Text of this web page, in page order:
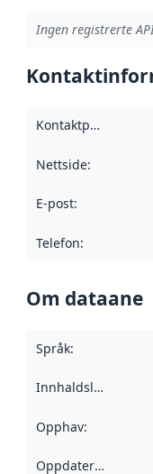
Ingen registrerte
Kontaktpunkt
Nettside:
E-post:
Telefon:
Om dataane
Språk:
Innhaldsleverandørar
Opphav:
Oppdateringsfrekvens